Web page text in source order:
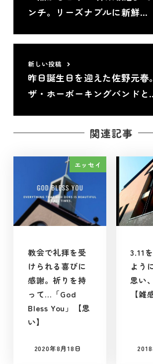
ンチ。リーズナブルに新鮮…
新しい投稿
昨日誕生日を迎えた佐野元春
ザ・ホーボーキングバンドと
関連記事
エッセイ
教会で礼拝を受
けられる喜びに
感謝。祈りを持
って…「God
Bless You」【思
い】
投稿日
2020年8月18日
3.11
よう
思い
【雑
投稿